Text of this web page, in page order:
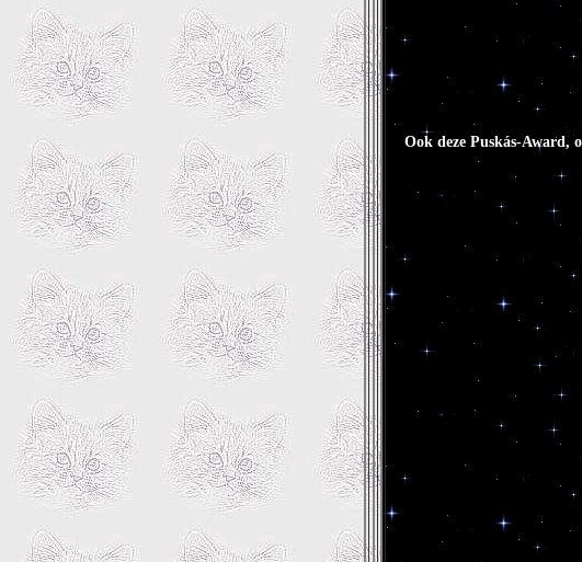
Ook deze Puskás-Award,